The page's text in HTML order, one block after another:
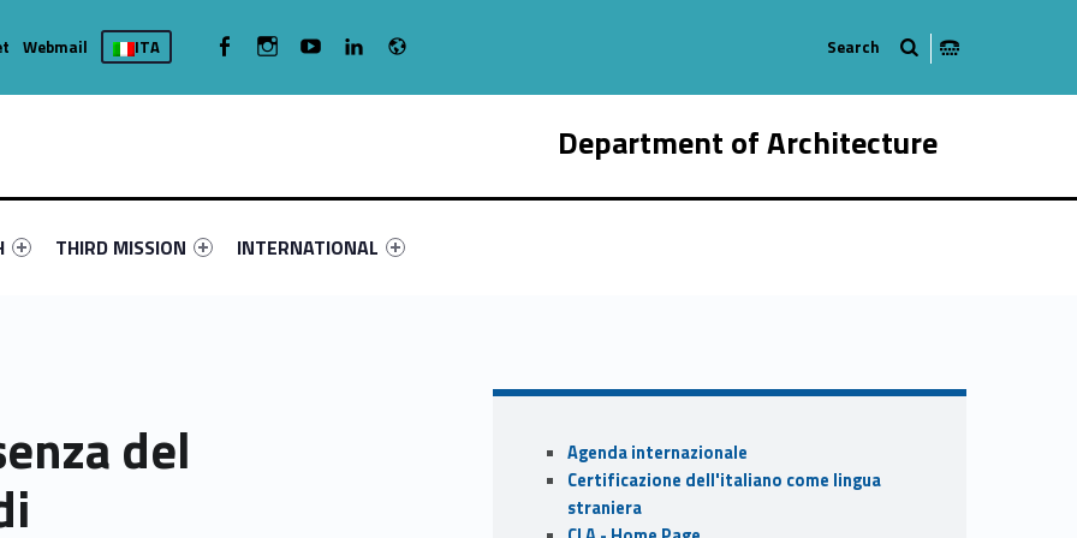
Department of Architecture
24118-4
#link-menu-primary-85794-16
Link identifier #link-menu-primary-26713-19
THIRD MISSION
Link identifier #link-menu-primary-43737-21
INTERNATIONAL
Webmail ITA WebMan on FacebookWebMan on InstagramWebMan on YoutubeWebMan on Linkedin
del Sidebar
Agenda internazionale
Certificazione dell'italiano come lingua
straniera